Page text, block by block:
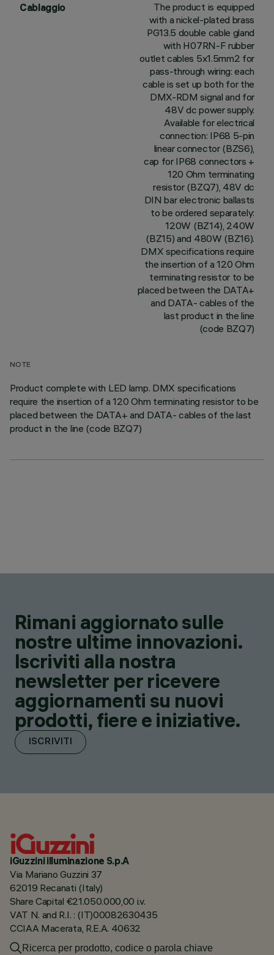
Cablaggio
The product is equipped
with a nickel-plated brass
PG13.5 double cable gland
with H07RN-F rubber
outlet cables 5x1.5mm2 for
pass-through wiring: each
cable is set up both for the
DMX-RDM signal and for
48V dc power supply.
Available for electrical
connection: IP68 5-pin
linear connector (BZS6),
cap for IP68 connectors +
120 Ohm terminating
resistor (BZQ7), 48V dc
DIN bar electronic ballasts
to be ordered separately:
120W (BZ14), 240W
(BZ15) and 480W (BZ16).
DMX specifications require
the insertion of a 120 Ohm
terminating resistor to be
placed between the DATA+
and DATA- cables of the
last product in the line
(code BZQ7)
NOTE
Product complete with LED lamp. DMX specifications
require the insertion of a 120 Ohm terminating resistor to be
placed between the DATA+ and DATA- cables of the last
product in the line (code BZQ7)
Rimani aggiornato sulle
nostre ultime innovazioni.
Iscriviti alla nostra
newsletter per ricevere
aggiornamenti su nuovi
prodotti, fiere e iniziative.
ISCRIVITI
iGuzzini illuminazione S.p.A
Via Mariano Guzzini 37
62019 Recanati (Italy)
Share Capital €21.050.000,00 i.v.
VAT N. and R.I. : (IT)00082630435
CCIAA Macerata, R.E.A. 40632